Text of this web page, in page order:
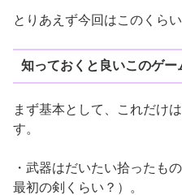
とりあえず今回はこのくらい
知っておくと良いこのゲー
まず基本として、これだけ
す。
・武器はだいたい拾ったも
最初の剣くらい？）。